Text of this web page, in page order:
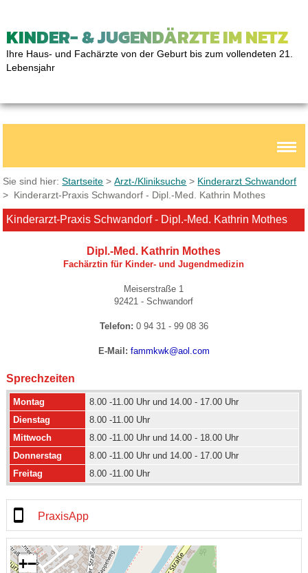
KINDER- & JUGENDÄRZTE IM NETZ
Ihre Haus- und Fachärzte von der Geburt bis zum vollendeten 21.
Lebensjahr
Sie sind hier:Startseite >Arzt-/Kliniksuche > Kinderarzt Schwandorf
> Kinderarzt-Praxis Schwandorf - Dipl.-Med. Kathrin Mothes
Kinderarzt-Praxis Schwandorf - Dipl.-Med. Kathrin Mothes
Dipl.-Med. Kathrin Mothes
Fachärztin für Kinder- und Jugendmedizin
Meiserstraße 1
92421 - Schwandorf
Telefon: 0 94 31 - 99 08 36
E-Mail: fammkwk@aol.com
Sprechzeiten
Montag
8.00 -11.00 Uhr und 14.00 - 17.00 Uhr
Dienstag
8.00 -11.00 Uhr
Mittwoch
8.00 -11.00 Uhr und 14.00 - 18.00 Uhr
Donnerstag
8.00 -11.00 Uhr und 14.00 - 17.00 Uhr
Freitag
8.00 -11.00 Uhr
PraxisApp
+−